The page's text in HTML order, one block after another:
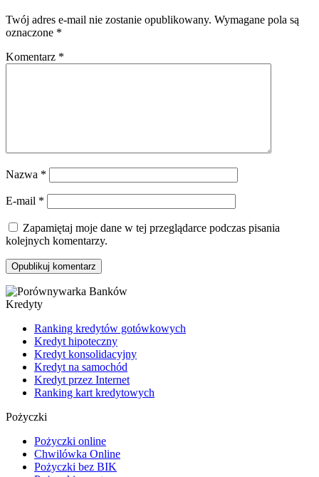
Twój adres e-mail nie zostanie opublikowany. Wymagane pola są
oznaczone *
Komentarz *
Nazwa *
E-mail *
Zapamiętaj moje dane w tej przeglądarce podczas pisania
kolejnych komentarzy.
Kredyty
Ranking kredytów gotówkowych
Kredyt hipoteczny
Kredyt konsolidacyjny
Kredyt na samochód
Kredyt przez Internet
Ranking kart kredytowych
Pożyczki
Pożyczki online
Chwilówka Online
Pożyczki bez BIK